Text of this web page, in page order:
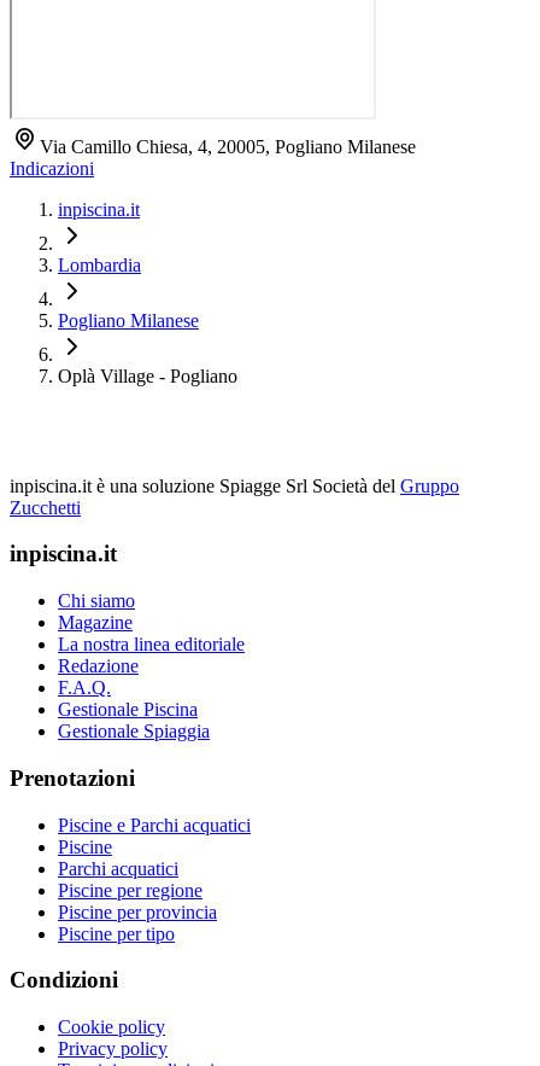
Via Camillo Chiesa, 4, 20005, Pogliano Milanese
Indicazioni
inpiscina.it
Lombardia
Pogliano Milanese
Oplà Village - Pogliano
inpiscina.it è una soluzione Spiagge Srl Società del Gruppo
Zucchetti
inpiscina.it
Chi siamo
Magazine
La nostra linea editoriale
Redazione
F.A.Q.
Gestionale Piscina
Gestionale Spiaggia
Prenotazioni
Piscine e Parchi acquatici
Piscine
Parchi acquatici
Piscine per regione
Piscine per provincia
Piscine per tipo
Condizioni
Cookie policy
Privacy policy